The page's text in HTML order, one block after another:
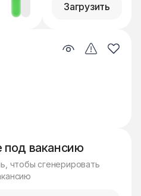
Загрузить
под вакансию
чтобы сгенерировать